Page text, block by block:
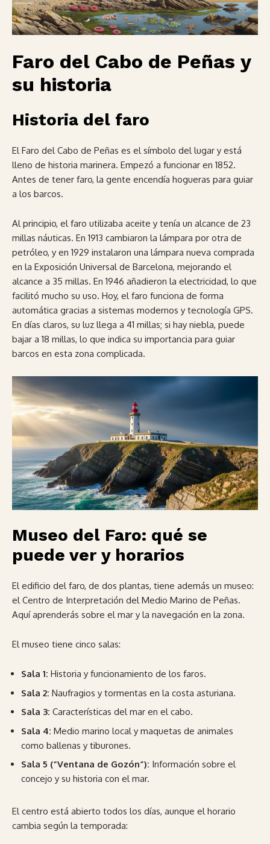
Faro del Cabo de Peñas y
su historia
Historia del faro
El Faro del Cabo de Peñas es el símbolo del lugar y está
lleno de historia marinera. Empezó a funcionar en 1852.
Antes de tener faro, la gente encendía hogueras para guiar
a los barcos.
Al principio, el faro utilizaba aceite y tenía un alcance de 23
millas náuticas. En 1913 cambiaron la lámpara por otra de
petróleo, y en 1929 instalaron una lámpara nueva comprada
en la Exposición Universal de Barcelona, mejorando el
alcance a 35 millas. En 1946 añadieron la electricidad, lo que
facilitó mucho su uso. Hoy, el faro funciona de forma
automática gracias a sistemas modernos y tecnología GPS.
En días claros, su luz llega a 41 millas; si hay niebla, puede
bajar a 18 millas, lo que indica su importancia para guiar
barcos en esta zona complicada.
Museo del Faro: qué se
puede ver y horarios
El edificio del faro, de dos plantas, tiene además un museo:
el Centro de Interpretación del Medio Marino de Peñas.
Aquí aprenderás sobre el mar y la navegación en la zona.
El museo tiene cinco salas:
Sala 1: Historia y funcionamiento de los faros.
Sala 2: Naufragios y tormentas en la costa asturiana.
Sala 3: Características del mar en el cabo.
Sala 4: Medio marino local y maquetas de animales
como ballenas y tiburones.
Sala 5 (“Ventana de Gozón”): Información sobre el
concejo y su historia con el mar.
El centro está abierto todos los días, aunque el horario
cambia según la temporada: